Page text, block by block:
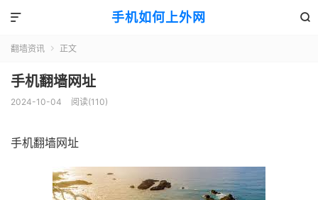
手机如何上外网 

翻墙资讯  正文
手机翻墙网址
2024-10-04 阅读(110)
手机翻墙网址